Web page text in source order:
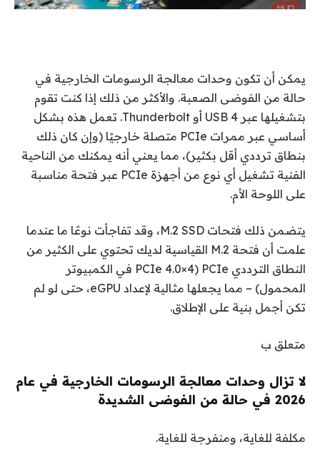
يمكن أن تكون وحدات معالجة الرسومات الخارجية في
حالة من الفوضى الصعبة. والأكثر من ذلك إذا كنت تقوم
بتشغيلها عبر USB 4 أو Thunderbolt. تعمل هذه بشكل
أساسي عبر ممرات PCIe متصلة خارجيًا (وإن كان ذلك
بنطاق ترددي أقل بكثير)، مما يعني أنه يمكنك من الناحية
الفنية تشغيل أي نوع من أجهزة PCIe عبر فتحة مناسبة
على اللوحة الأم.
يتضمن ذلك فتحات M.2 SSD، وقد تفاجأت نوعًا ما عندما
علمت أن فتحة M.2 القياسية لديك تحتوي على الكثير من
النطاق الترددي PCIe (PCIe 4.0×4 في الكمبيوتر
المحمول) – مما يجعلها مثالية لإعداد eGPU، حتى لو لم
تكن أجمل بنية على الإطلاق.
متعلق ب
لا تزال وحدات معالجة الرسومات الخارجية في عام
2026 في حالة من الفوضى الشديدة
مكلفة للغاية، ومنفرجة للغاية.